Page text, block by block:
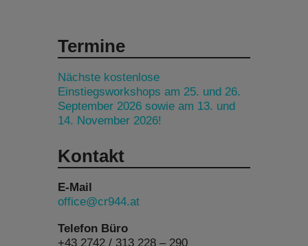
Termine
Nächste kostenlose
Einstiegsworkshops am 25. und 26.
September 2026 sowie am 13. und
14. November 2026!
Kontakt
E-Mail
office@cr944.at
Telefon Büro
+43 2742 / 313 228 – 290